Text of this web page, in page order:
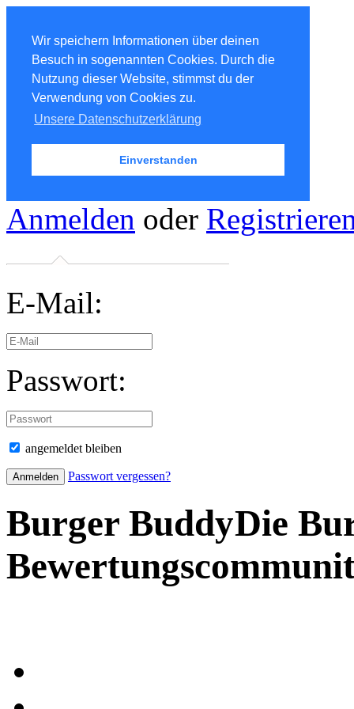
Wir speichern Informationen über deinen
Besuch in sogenannten Cookies. Durch die
Nutzung dieser Website, stimmst du der
Verwendung von Cookies zu.
Unsere Datenschutzerklärung
Einverstanden
Anmelden oder
E-Mail:
Passwort:
angemeldet bleiben
Passwort vergessen?
Burger BuddyDie